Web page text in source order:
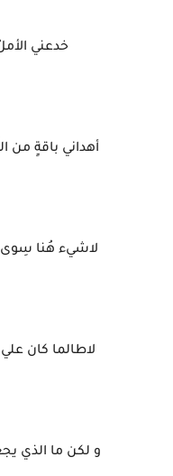
خدعني
أهداني باقةٍ من
لاشيء هُنا سِوى
لاطالما كان
و لكن ما الذي